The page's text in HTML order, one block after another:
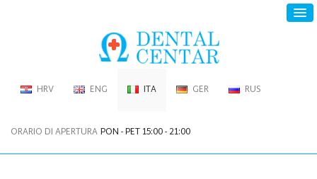
HRV ENG ITA GER RUS
ORARIO DI APERTURAPON - PET 15:00 - 21:00